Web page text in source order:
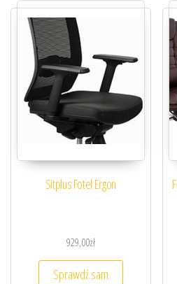
Sitplus Fotel Ergon
929,00zł
Sprawdź sam